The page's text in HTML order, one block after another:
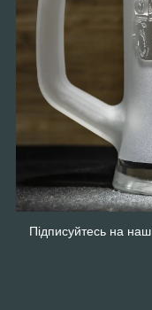
Підписуйтесь на наш